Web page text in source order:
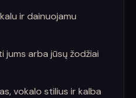
ir dainuojamu
arba jūsų žodžiai
vokalo stilius ir kalba